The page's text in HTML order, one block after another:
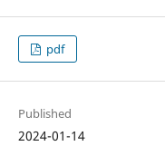
pdf
Published
2024-01-14